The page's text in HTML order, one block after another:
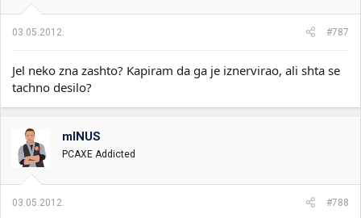
03.05.2012. #787
Jel neko zna zashto? Kapiram da ga je iznervirao, ali shta se
tachno desilo?
mINUS
PCAXE Addicted
03.05.2012. #788